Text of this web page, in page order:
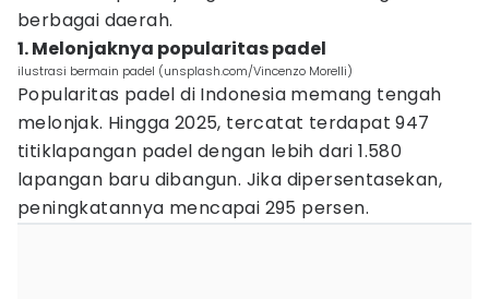
berbagai daerah.
1. Melonjaknya popularitas padel
ilustrasi bermain padel (unsplash.com/Vincenzo Morelli)
Popularitas padel di Indonesia memang tengah
melonjak. Hingga 2025, tercatat terdapat 947
titiklapangan padel dengan lebih dari 1.580
lapangan baru dibangun. Jika dipersentasekan,
peningkatannya mencapai 295 persen.